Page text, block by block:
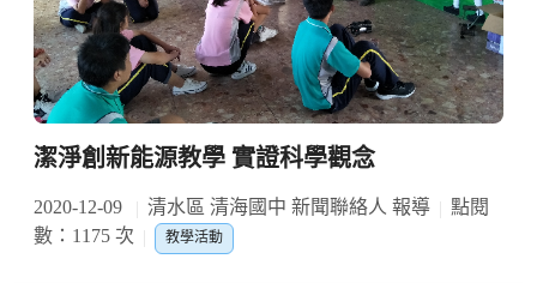
潔淨創新能源教學 實證科學觀念
2020-12-09 清水區 清海國中 新聞聯絡人 報導
點閱
數：1175 次
教學活動